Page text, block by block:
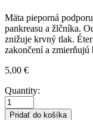
Mäta pieporná
pankreasu a žlčníka.
znižuje krvný tlak.
zakončení a zmierňujú
5,00 €
Quantity:
Pridať do košíka